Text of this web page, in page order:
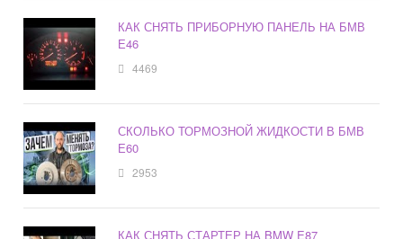
КАК СНЯТЬ ПРИБОРНУЮ ПАНЕЛЬ НА БМВ
Е46
4469
СКОЛЬКО ТОРМОЗНОЙ ЖИДКОСТИ В БМВ
Е60
2953
КАК СНЯТЬ СТАРТЕР НА BMW E87